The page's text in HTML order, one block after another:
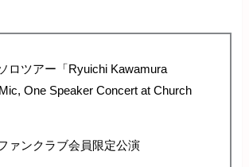
ロツアー「Ryuichi Kawamura
One Speaker Concert at Church
ァンクラブ会員限定公演